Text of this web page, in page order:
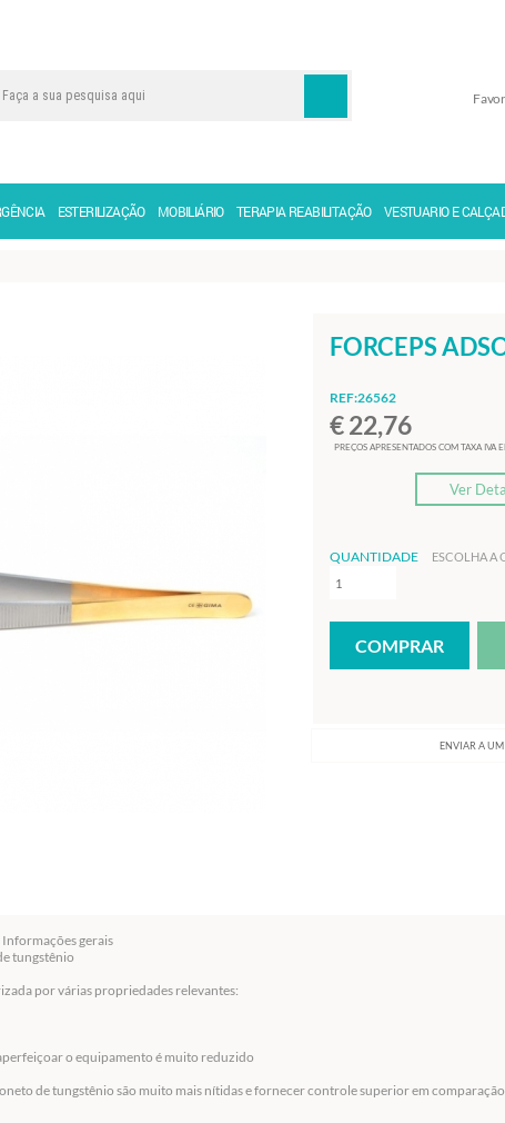
ESTERILIZAÇÃO MOBILIÁRIO TERAPIA REABILITAÇÃO VESTUARIO E
FORCEPS
REF:26562
€ 22,76
PREÇOS APRESENTADOS COM TAXA IVA
Ver
QUANTIDADE ESCOLHA A
ENVIAR A
Informações gerais
tungstênio
por várias propriedades relevantes:
o equipamento é muito reduzido
de tungstênio são muito mais nítidas e fornecer controle superior em